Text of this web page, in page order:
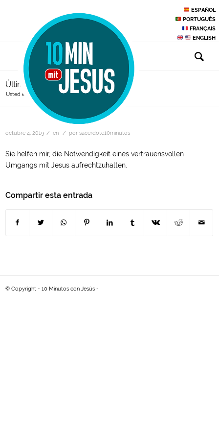
ESPAÑOL
PORTUGUÊS
FRANÇAIS
ENGLISH
Últimas entradas
Usted está aquí: Inicio
octubre 4, 2019 / en / porsacerdote10minutos
Sie helfen mir, die Notwendigkeit eines vertrauensvollen
Umgangs mit Jesus aufrechtzuhalten.
Compartir esta entrada
© Copyright - 10 Minutos con Jesús -